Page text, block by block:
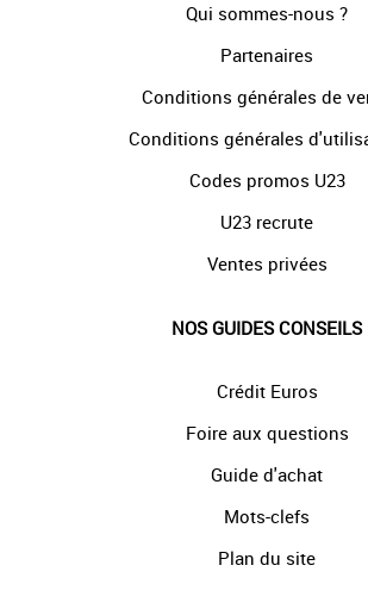
Qui sommes-nous ?
Partenaires
Conditions générales de
Conditions générales
Codes promos U23
U23 recrute
Ventes privées
NOS GUIDES CONSEILS
Crédit Euros
Foire aux questions
Guide d'achat
Mots-clefs
Plan du site